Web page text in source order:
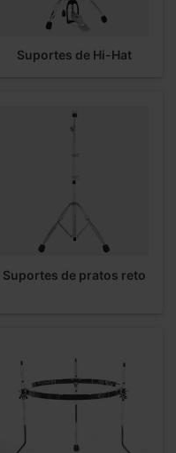
Suportes de Hi-Hat
Suportes de pratos reto